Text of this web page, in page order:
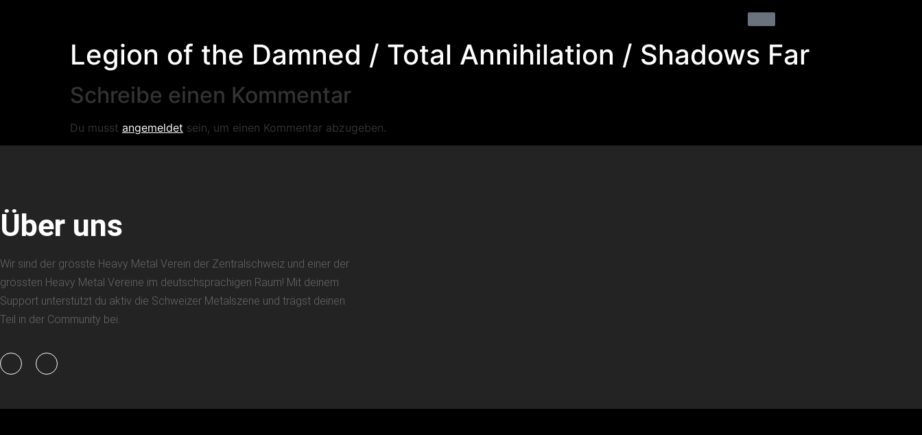
Legion of the Damned / Total Annihilation / Shadows Far
Schreibe einen Kommentar
Du musst angemeldet sein, um einen Kommentar abzugeben.
Über uns
Wir sind der grösste Heavy Metal Verein der Zentralschweiz und einer der
grössten Heavy Metal Vereine im deutschsprachigen Raum! Mit deinem
Support unterstützt du aktiv die Schweizer Metalszene und trägst deinen
Teil in der Community bei.